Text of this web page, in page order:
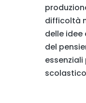
difficoltà
delle idee
del